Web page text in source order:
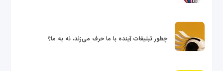
چطور تبلیغات آینده با ما حرف می‌زند، نه به ما؟